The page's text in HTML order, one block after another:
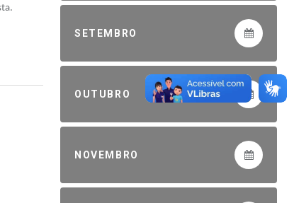
SETEMBRO
OUTUBRO
NOVEMBRO